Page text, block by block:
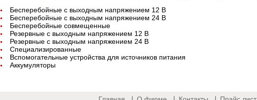
Бесперебойные с выходным напряжением 12 В
Бесперебойные с выходным напряжением 24 В
Бесперебойные совмещенные
Резервные с выходным напряжением 12 В
Резервные с выходным напряжением 24 В
Специализированные
Вспомогательные устройства для источников питания
Аккумуляторы